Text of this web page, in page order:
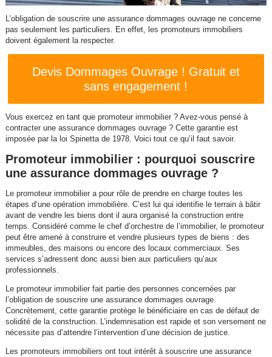
L’obligation de souscrire une assurance dommages ouvrage ne concerne
pas seulement les particuliers. En effet, les promoteurs immobiliers
doivent également la respecter.
Devis Dommages Ouvrage ! Gratuit et
sans engagement !
Vous exercez en tant que promoteur immobilier ? Avez-vous pensé à
contracter une assurance dommages ouvrage ? Cette garantie est
imposée par la loi Spinetta de 1978. Voici tout ce qu’il faut savoir.
Promoteur immobilier : pourquoi souscrire
une assurance dommages ouvrage ?
Le promoteur immobilier a pour rôle de prendre en charge toutes les
étapes d’une opération immobilière. C’est lui qui identifie le terrain à bâtir
avant de vendre les biens dont il aura organisé la construction entre
temps. Considéré comme le chef d’orchestre de l’immobilier, le promoteur
peut être amené à construire et vendre plusieurs types de biens : des
immeubles, des maisons ou encore des locaux commerciaux. Ses
services s’adressent donc aussi bien aux particuliers qu’aux
professionnels.
Le promoteur immobilier fait partie des personnes concernées par
l’obligation de souscrire une assurance dommages ouvrage.
Concrètement, cette garantie protège le bénéficiaire en cas de défaut de
solidité de la construction. L’indemnisation est rapide et son versement ne
nécessite pas d’attendre l’intervention d’une décision de justice.
Les promoteurs immobiliers ont tout intérêt à souscrire une assurance